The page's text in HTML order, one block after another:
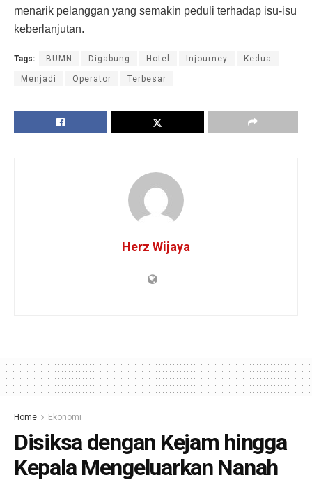
menarik pelanggan yang semakin peduli terhadap isu-isu
keberlanjutan.
Tags: BUMN Digabung Hotel Injourney Kedua
Menjadi Operator Terbesar
Herz Wijaya
Home Ekonomi
Disiksa dengan Kejam hingga
Kepala Mengeluarkan Nanah